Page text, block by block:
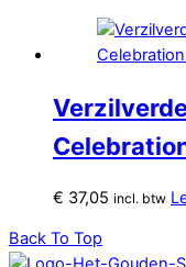
€ 37,05 incl. btw
Back To Top